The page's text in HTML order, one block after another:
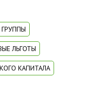
ЛЬГОТЫ
КАПИТАЛА